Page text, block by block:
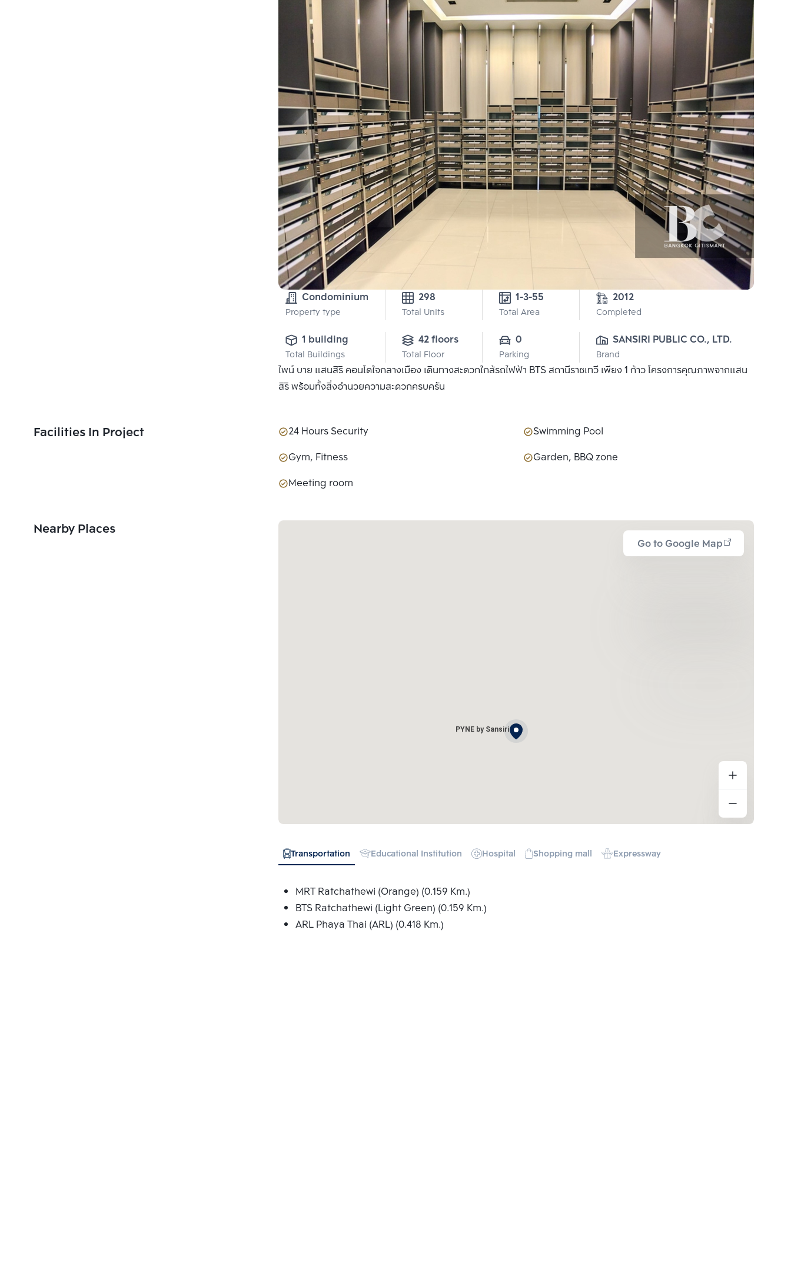
Condominium
Property type
298
Total Units
1-3-55
Total Area
2012
Completed
1 building
Total Buildings
42 floors
Total Floor
0
Parking
SANSIRI PUBLIC CO., LTD.
Brand
ไพน์ บาย แสนสิริ คอนโดใจกลางเมือง เดินทางสะดวกใกล้รถไฟฟ้า BTS สถานีราชเทวี เพียง 1 ก้าว โครงการคุณภาพจากแสน
สิริ พร้อมทั้งสิ่งอำนวยความสะดวกครบครัน
Facilities In Project 24 Hours Security
Swimming Pool
Gym, Fitness
Garden, BBQ zone
Meeting room
Nearby Places
Go to Google Map
PYNE by Sansiri
Transportation Educational Institution Hospital Shopping mall Expressway
MRT Ratchathewi (Orange) (0.159 Km.)
BTS Ratchathewi (Light Green) (0.159 Km.)
ARL Phaya Thai (ARL) (0.418 Km.)